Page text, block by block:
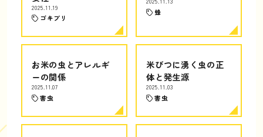
2025.11.19
ゴキブリ
蜂
お米の虫とアレルギ
ーの関係
2025.11.07
害虫
米びつに湧く虫の正
体と発生源
2025.11.03
害虫